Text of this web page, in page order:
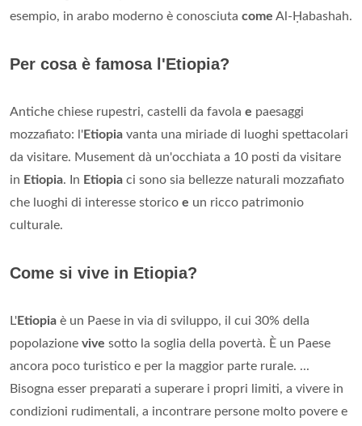
esempio, in arabo moderno è conosciuta come Al-Ḥabashah.
Per cosa è famosa l'Etiopia?
Antiche chiese rupestri, castelli da favola e paesaggi
mozzafiato: l'Etiopia vanta una miriade di luoghi spettacolari
da visitare. Musement dà un'occhiata a 10 posti da visitare
in Etiopia. In Etiopia ci sono sia bellezze naturali mozzafiato
che luoghi di interesse storico e un ricco patrimonio
culturale.
Come si vive in Etiopia?
L'Etiopia è un Paese in via di sviluppo, il cui 30% della
popolazione vive sotto la soglia della povertà. È un Paese
ancora poco turistico e per la maggior parte rurale. ...
Bisogna esser preparati a superare i propri limiti, a vivere in
condizioni rudimentali, a incontrare persone molto povere e